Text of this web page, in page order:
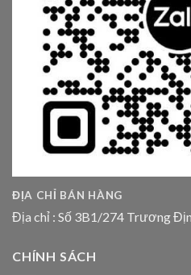
ĐỊA CHỈ BÁN HÀNG
Địa chỉ : Số 3B1/274 Trương
CHÍNH SÁCH